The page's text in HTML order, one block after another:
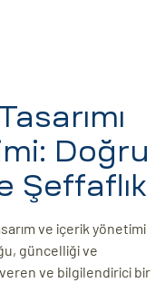
Doğru
Şeffaflık
ve içerik yönetimi
güncelliği ve
veren ve bilgilendirici bir